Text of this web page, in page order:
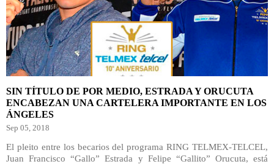
SIN TÍTULO DE POR MEDIO, ESTRADA Y ORUCUTA
ENCABEZAN UNA CARTELERA IMPORTANTE EN LOS
ÁNGELES
Sep 05, 2018
El pleito entre los becarios del programa RING TELMEX-TELCEL,
Juan Francisco “Gallo” Estrada y Felipe “Gallito” Orucuta, está